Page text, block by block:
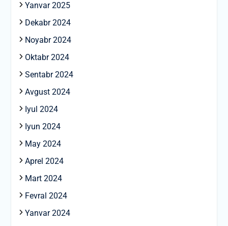
Yanvar 2025
Dekabr 2024
Noyabr 2024
Oktabr 2024
Sentabr 2024
Avgust 2024
Iyul 2024
Iyun 2024
May 2024
Aprel 2024
Mart 2024
Fevral 2024
Yanvar 2024